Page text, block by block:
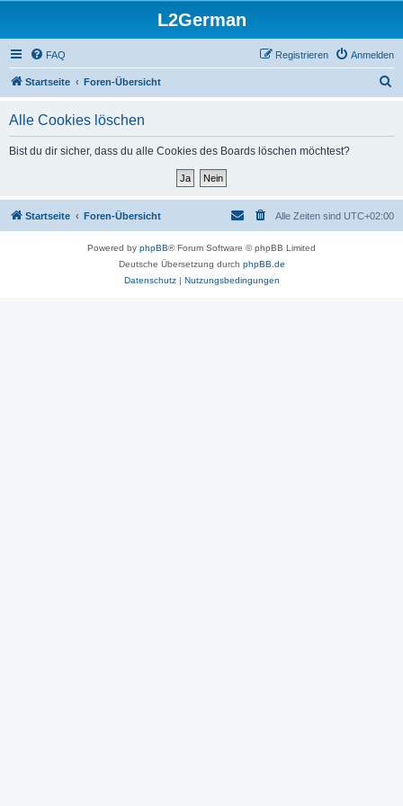
L2German
FAQ Anmelden
Registrieren
Startseite Foren-Übersicht
Alle Cookies löschen
Bist du dir sicher, dass du alle Cookies des Boards löschen möchtest?
Startseite Foren-Übersicht Alle Zeiten sind UTC+02:00
Powered by phpBB® Forum Software © phpBB Limited
Deutsche Übersetzung durch phpBB.de
Datenschutz| Nutzungsbedingungen